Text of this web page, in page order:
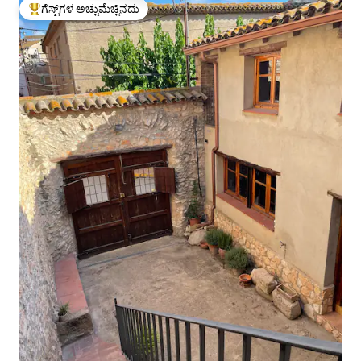
ಗೆಸ್ಟ್‌ಗಳಿಗೆ ಅತಿ ಹೆಚ್ಚು ಅಚ್ಚುಮೆಚ್ಚಿನದು
ಗೆಸ್ಟ್‌ಗಳ ಅಚ್ಚುಮೆಚ್ಚಿನದು